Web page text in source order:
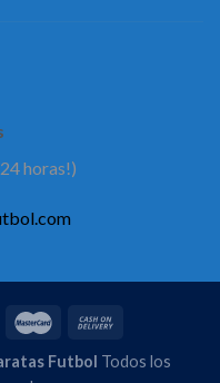
horas!)
Futbol Todos los